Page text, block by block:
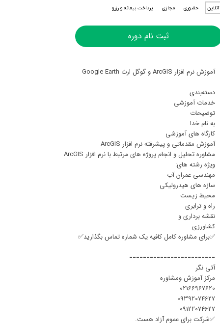
آنلاین حضوری مجازی پرداخت بیعانه و رزرو
ثبت نام دوره
آموزش نرم افزار ArcGIS و گوگل ارث Google Earth
دسته‌بندی
خدمات آموزشی
توضیحات
به نام خدا
کارگاه های آموزشی
آموزش مقدماتی و پیشرفته نرم افزار ArcGIS
مشاوره تحلیل و انجام پروژه های مرتبط با نرم افزار ArcGIS
ویژه رشته های:
مهندسی عمران آب
سازه های هیدرولیکی
محیط زیست
راه و ترابری
نقشه برداری و
کشاورزی
✅برای مشاوره کامل کافیه یک شماره تماس بگذارید✅
=========================
آتی نگر
مرکز آموزش ومشاوره
02166967620
09392074627
09122074627
✅شرکت برای عموم آزاد هست.